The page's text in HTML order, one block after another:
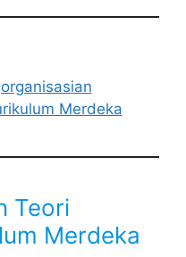
Merdeka
Teori
Merdeka